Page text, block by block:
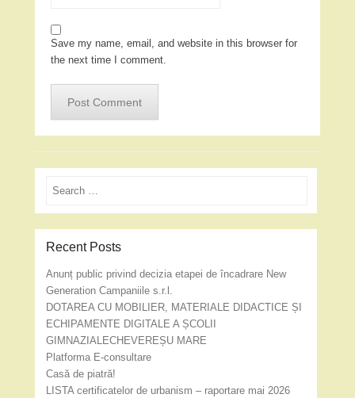
Save my name, email, and website in this browser for
the next time I comment.
Search
Recent Posts
Anunț public privind decizia etapei de încadrare New
Generation Campaniile s.r.l.
DOTAREA CU MOBILIER, MATERIALE DIDACTICE ȘI
ECHIPAMENTE DIGITALE A ȘCOLII
GIMNAZIALECHEVEREȘU MARE
Platforma E-consultare
Casă de piatră!
LISTA certificatelor de urbanism – raportare mai 2026